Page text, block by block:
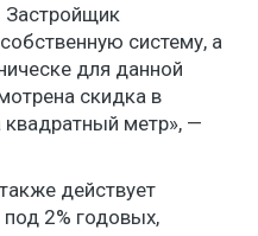
Застройщик
систему, а
для данной
скидка в
квадратный метр», —
действует
под 2% годовых,